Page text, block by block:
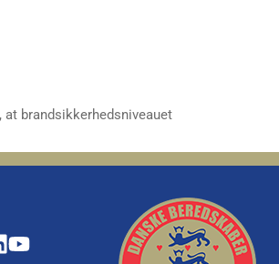
brandsikkerhedsniveauet